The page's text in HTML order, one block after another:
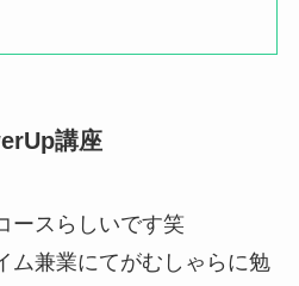
講座
ースらしいです笑
ム兼業にてがむしゃらに勉